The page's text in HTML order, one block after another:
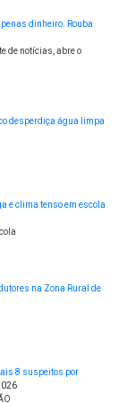
dinheiro. Rouba
de notícias, abre o
desperdiça água limpa
e clima tenso em escola
na Zona Rural de
8 suspeitos por